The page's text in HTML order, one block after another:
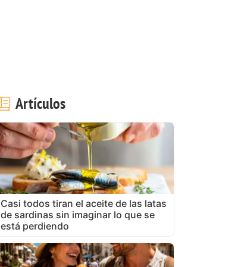
Artículos
Casi todos tiran el aceite de las latas
de sardinas sin imaginar lo que se
está perdiendo